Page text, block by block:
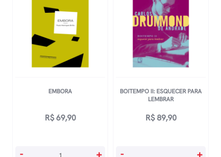
EMBORA
R$69,90
Embora
- +
BOITEMPO II: ESQUECER PARA
LEMBRAR
R$89,90
Boitempo
- +